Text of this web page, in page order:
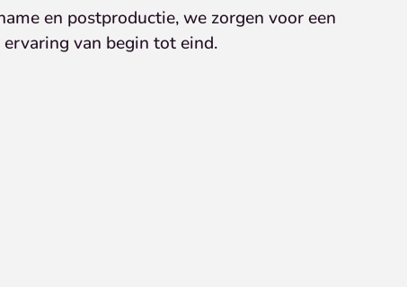
en postproductie, we zorgen voor een
van begin tot eind.